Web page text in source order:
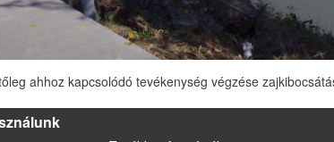
ahhoz kapcsolódó tevékenység végzése
Walz Géza:Zaj- és rezgésvédelem. Budapest